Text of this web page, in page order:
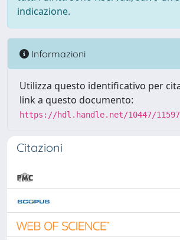
indicazione.
Informazioni
Utilizza questo identificativo per
link a questo documento:
https://hdl.handle.net/10447/
Citazioni